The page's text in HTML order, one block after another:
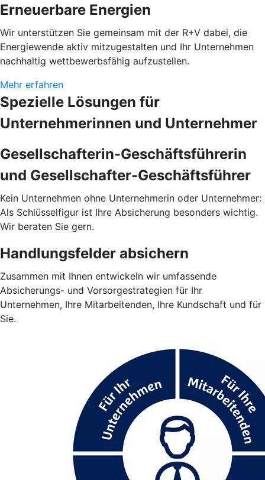
Erneuerbare Energien
Wir unterstützen Sie gemeinsam mit der R+V dabei, die
Energiewende aktiv mitzugestalten und Ihr Unternehmen
nachhaltig wettbewerbsfähig aufzustellen.
Mehr erfahren
Spezielle Lösungen für
Unternehmerinnen und Unternehmer
Gesellschafterin-Geschäftsführerin
und Gesellschafter-Geschäftsführer
Kein Unternehmen ohne Unternehmerin oder Unternehmer:
Als Schlüsselfigur ist Ihre Absicherung besonders wichtig.
Wir beraten Sie gern.
Handlungsfelder absichern
Zusammen mit Ihnen entwickeln wir umfassende
Absicherungs- und Vorsorgestrategien für Ihr
Unternehmen, Ihre Mitarbeitenden, Ihre Kundschaft und für
Sie.